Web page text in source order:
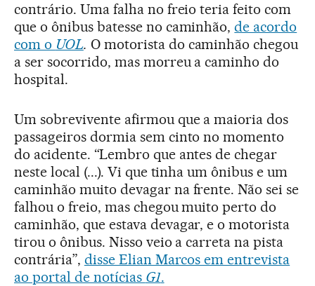
contrário. Uma falha no freio teria feito com
que o ônibus batesse no caminhão,de acordo
com o UOL. O motorista do caminhão chegou
a ser socorrido, mas morreu a caminho do
hospital.
Um sobrevivente afirmou que a maioria dos
passageiros dormia sem cinto no momento
do acidente. “Lembro que antes de chegar
neste local (...). Vi que tinha um ônibus e um
caminhão muito devagar na frente. Não sei se
falhou o freio, mas chegou muito perto do
caminhão, que estava devagar, e o motorista
tirou o ônibus. Nisso veio a carreta na pista
contrária”, disse Elian Marcos em entrevista
ao portal de notícias G1.